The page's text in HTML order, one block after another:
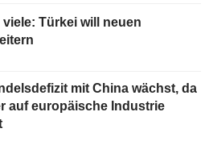
Türkei will neuen
mit China wächst, da
auf europäische Industrie